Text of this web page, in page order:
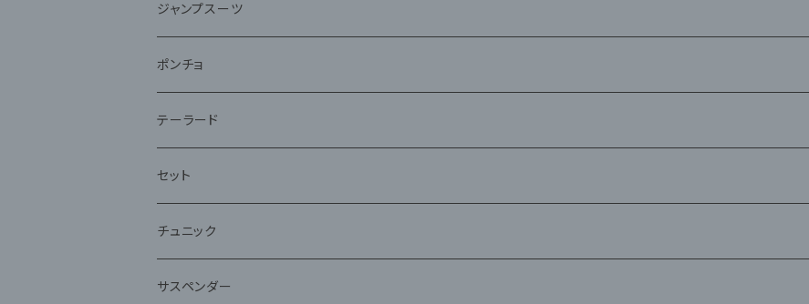
ジャンプスーツ
ポンチョ
テーラード
セット
チュニック
サスペンダー